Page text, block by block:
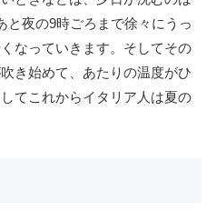
と夜の9時ごろまで徐々にうっ
なっていきます。そしてその
き始めて、あたりの温度がひ
てこれからイタリア人は夏の